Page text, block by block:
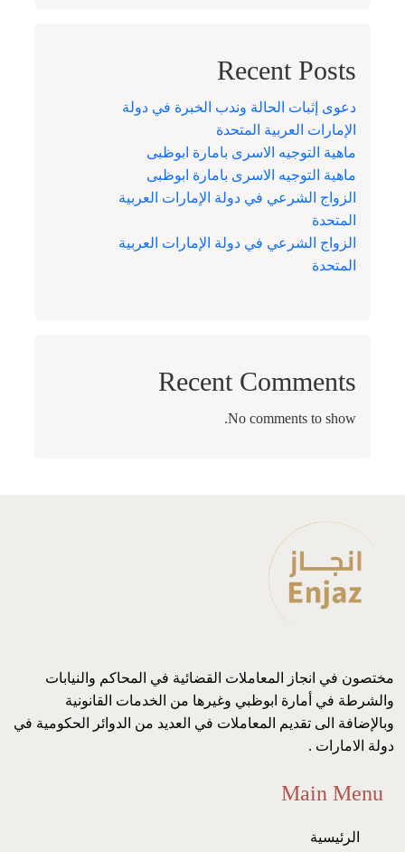
Recent Posts
دعوى إثبات الحالة وندب الخبرة في دولة
الإمارات العربية المتحدة
ماهية التوجيه الاسرى بامارة ابوظبى
ماهية التوجيه الاسرى بامارة ابوظبى
الزواج الشرعي في دولة الإمارات العربية
المتحدة
الزواج الشرعي في دولة الإمارات العربية
المتحدة
Recent Comments
No comments to show.
مختصون في انجاز المعاملات القضائية في المحاكم والنيابات
والشرطة في أمارة ابوظبي وغيرها من الخدمات القانونية
وبالإضافة الى تقديم المعاملات في العديد من الدوائر الحكومية في
دولة الامارات .
Main Menu
الرئيسية